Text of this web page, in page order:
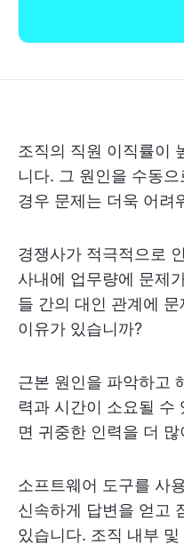
조직의 직원 이직률이
니다. 그 원인을 수동
경우 문제는 더욱 어려
경쟁사가 적극적으로
사내에 업무량에 문제
들 간의 대인 관계에
이유가 있습니까?
근본 원인을 파악하고
력과 시간이 소요될 수
면 귀중한 인력을 더
소프트웨어 도구를 사
신속하게 답변을 얻고
있습니다. 조직 내부